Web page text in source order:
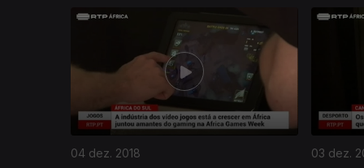
04 dez. 2018 03 dez.
377031